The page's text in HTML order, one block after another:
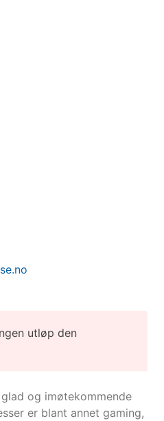
utløp den
og imøtekommende
er blant annet gaming,